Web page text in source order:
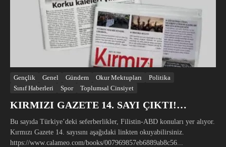
Gençlik Genel Gündem Okur Mektupları
Politika
Sınıf Haberleri
Spor Toplumsal Cinsiyet
KIRMIZI GAZETE 14. SAYI ÇIKTI!…
Bu sayıda Türkiye’deki seferberlikler, Filistin-ABD konuları yer alıyor.
Kırmızı Gazete 14. sayısını aşağıdaki linkten okuyabilirsiniz.
https://www.calameo.com/books/007969857eb6889ab8c56...